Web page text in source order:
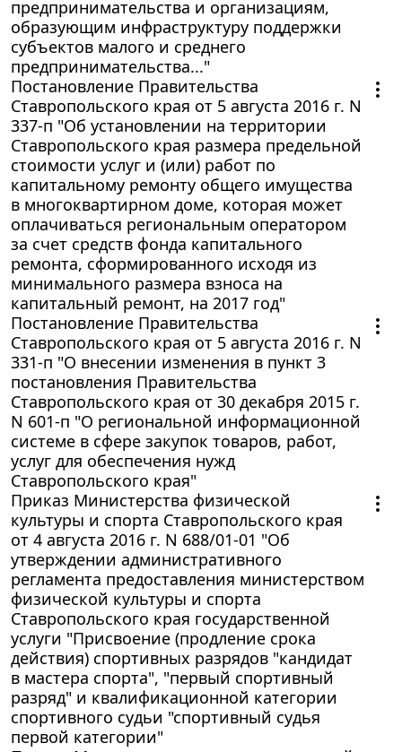
предпринимательства и организациям,
образующим инфраструктуру поддержки
субъектов малого и среднего
предпринимательства..."
Постановление Правительства
Ставропольского края от 5 августа 2016 г. N
337-п "Об установлении на территории
Ставропольского края размера предельной
стоимости услуг и (или) работ по
капитальному ремонту общего имущества
в многоквартирном доме, которая может
оплачиваться региональным оператором
за счет средств фонда капитального
ремонта, сформированного исходя из
минимального размера взноса на
капитальный ремонт, на 2017 год"
Постановление Правительства
Ставропольского края от 5 августа 2016 г. N
331-п "О внесении изменения в пункт 3
постановления Правительства
Ставропольского края от 30 декабря 2015 г.
N 601-п "О региональной информационной
системе в сфере закупок товаров, работ,
услуг для обеспечения нужд
Ставропольского края"
Приказ Министерства физической
культуры и спорта Ставропольского края
от 4 августа 2016 г. N 688/01-01 "Об
утверждении административного
регламента предоставления министерством
физической культуры и спорта
Ставропольского края государственной
услуги "Присвоение (продление срока
действия) спортивных разрядов "кандидат
в мастера спорта", "первый спортивный
разряд" и квалификационной категории
спортивного судьи "спортивный судья
первой категории"